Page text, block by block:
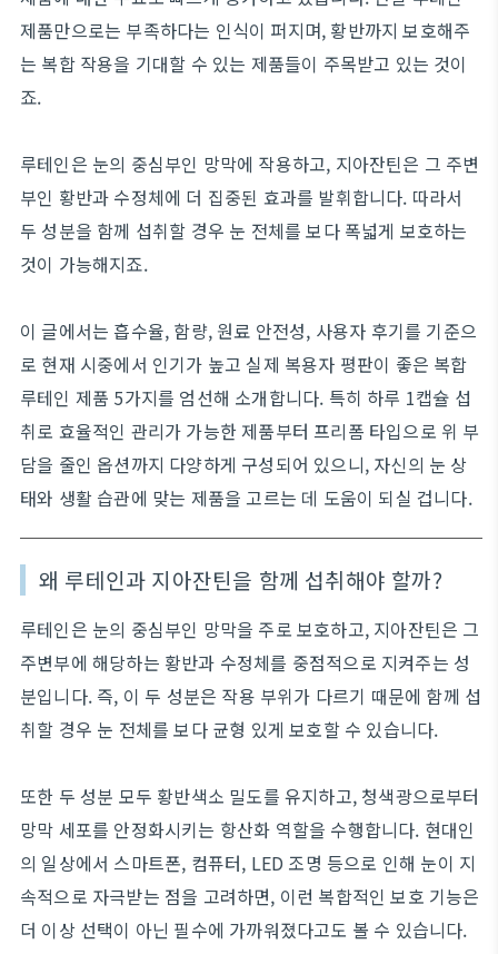
제품만으로는 부족하다는 인식이 퍼지며, 황반까지 보호해주
는 복합 작용을 기대할 수 있는 제품들이 주목받고 있는 것이
죠.
루테인은 눈의 중심부인 망막에 작용하고, 지아잔틴은 그 주변
부인 황반과 수정체에 더 집중된 효과를 발휘합니다. 따라서
두 성분을 함께 섭취할 경우 눈 전체를 보다 폭넓게 보호하는
것이 가능해지죠.
이 글에서는 흡수율, 함량, 원료 안전성, 사용자 후기를 기준으
로 현재 시중에서 인기가 높고 실제 복용자 평판이 좋은 복합
루테인 제품 5가지를 엄선해 소개합니다. 특히 하루 1캡슐 섭
취로 효율적인 관리가 가능한 제품부터 프리폼 타입으로 위 부
담을 줄인 옵션까지 다양하게 구성되어 있으니, 자신의 눈 상
태와 생활 습관에 맞는 제품을 고르는 데 도움이 되실 겁니다.
왜 루테인과 지아잔틴을 함께 섭취해야 할까?
루테인은 눈의 중심부인 망막을 주로 보호하고, 지아잔틴은 그
주변부에 해당하는 황반과 수정체를 중점적으로 지켜주는 성
분입니다. 즉, 이 두 성분은 작용 부위가 다르기 때문에 함께 섭
취할 경우 눈 전체를 보다 균형 있게 보호할 수 있습니다.
또한 두 성분 모두 황반색소 밀도를 유지하고, 청색광으로부터
망막 세포를 안정화시키는 항산화 역할을 수행합니다. 현대인
의 일상에서 스마트폰, 컴퓨터, LED 조명 등으로 인해 눈이 지
속적으로 자극받는 점을 고려하면, 이런 복합적인 보호 기능은
더 이상 선택이 아닌 필수에 가까워졌다고도 볼 수 있습니다.